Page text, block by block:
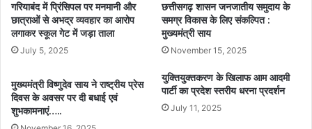
गरियाबंद में प्रिंसिपल पर मनमानी और
छात्राओं से अभद्र व्यवहार का आरोप
लगाकर स्कूल गेट में जड़ा ताला
July 5, 2025
छत्तीसगढ़ शासन जनजातीय समुदाय के
समग्र विकास के लिए संकल्पित :
मुख्यमंत्री साय
November 15, 2025
मुख्यमंत्री विष्णुदेव साय ने राष्ट्रीय प्रेस
दिवस के अवसर पर दी बधाई एवं
शुभकामनाएं…..
युक्तियुक्तकरण के खिलाफ आम आदमी
पार्टी का प्रदेश स्तरीय धरना प्रदर्शन
July 11, 2025